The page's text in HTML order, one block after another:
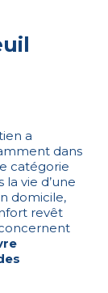
a
dans
catégorie
vie d’une
domicile,
revêt